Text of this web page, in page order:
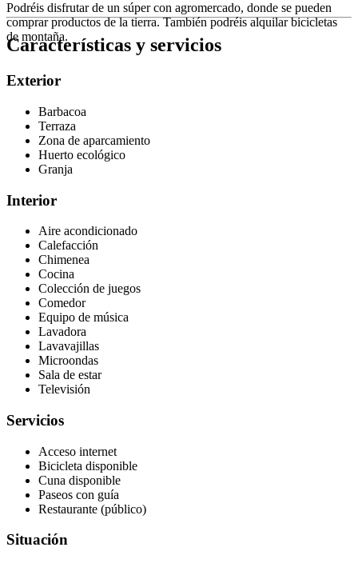
Podréis disfrutar de un súper con agromercado, donde se pueden
comprar productos de la tierra. También podréis alquilar bicicletas
de montaña.
Características y servicios
Exterior
Barbacoa
Terraza
Zona de aparcamiento
Huerto ecológico
Granja
Interior
Aire acondicionado
Calefacción
Chimenea
Cocina
Colección de juegos
Comedor
Equipo de música
Lavadora
Lavavajillas
Microondas
Sala de estar
Televisión
Servicios
Acceso internet
Bicicleta disponible
Cuna disponible
Paseos con guía
Restaurante (público)
Situación